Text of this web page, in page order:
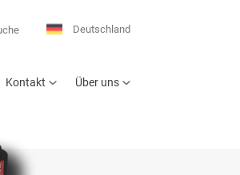
Deutschland
Kontakt Über uns